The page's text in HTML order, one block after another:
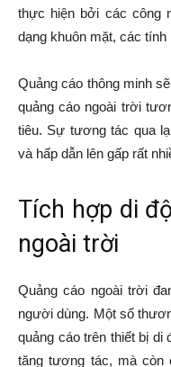
thực hiện bởi các công
dạng khuôn mặt, các tính
Quảng cáo thông minh
quảng cáo ngoài trời
tiêu. Sự tương tác qua
và hấp dẫn lên gấp rất
Tích hợp di
ngoài trời
Quảng cáo ngoài trời
người dùng. Một số
quảng cáo trên thiết bị di
tăng tương tác, mà còn